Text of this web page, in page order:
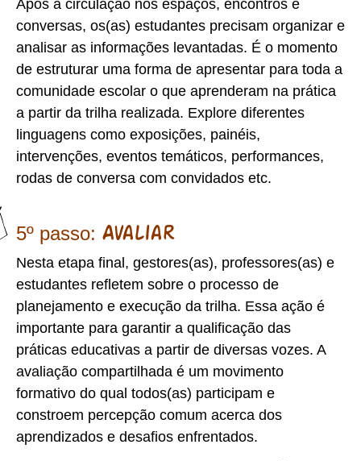
Após a circulação nos espaços, encontros e
conversas, os(as) estudantes precisam organizar e
analisar as informações levantadas. É o momento
de estruturar uma forma de apresentar para toda a
comunidade escolar o que aprenderam na prática
a partir da trilha realizada. Explore diferentes
linguagens como exposições, painéis,
intervenções, eventos temáticos, performances,
rodas de conversa com convidados etc.
5º passo: Avaliar
Nesta etapa final, gestores(as), professores(as) e
estudantes refletem sobre o processo de
planejamento e execução da trilha. Essa ação é
importante para garantir a qualificação das
práticas educativas a partir de diversas vozes. A
avaliação compartilhada é um movimento
formativo do qual todos(as) participam e
constroem percepção comum acerca dos
aprendizados e desafios enfrentados.